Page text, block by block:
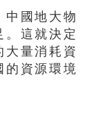
中國地大物
這就決定
大量消耗資
的資源環境